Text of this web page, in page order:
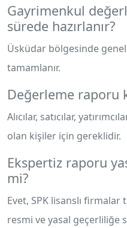
Gayrimenkul
sürede hazırlanır?
Üsküdar bölgesinde
tamamlanır.
Değerleme raporu
Alıcılar, satıcılar,
olan kişiler için gereklidir.
Ekspertiz raporu
mi?
Evet, SPK lisanslı
resmi ve yasal geçerliliğe